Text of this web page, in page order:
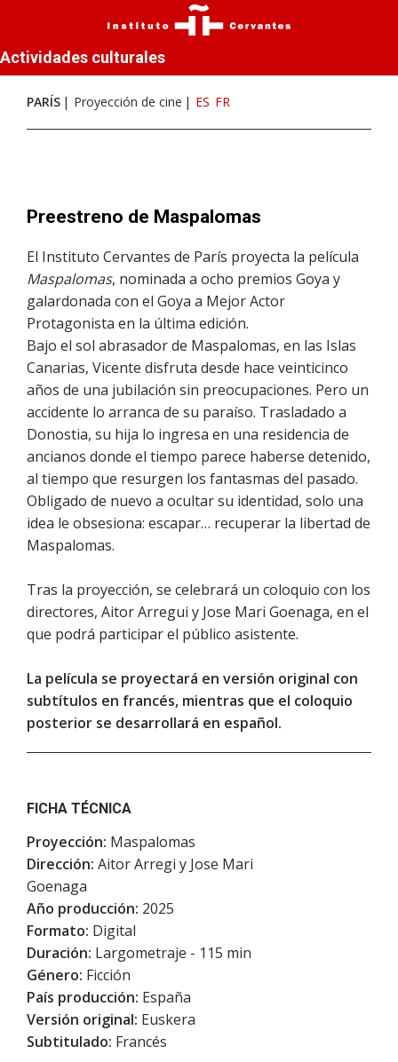
Actividades culturales
PARÍS Proyección de cine ES FR
Preestreno de Maspalomas
El Instituto Cervantes de París proyecta la película
Maspalomas, nominada a ocho premios Goya y
galardonada con el Goya a Mejor Actor
Protagonista en la última edición.
Bajo el sol abrasador de Maspalomas, en las Islas
Canarias, Vicente disfruta desde hace veinticinco
años de una jubilación sin preocupaciones. Pero un
accidente lo arranca de su paraíso. Trasladado a
Donostia, su hija lo ingresa en una residencia de
ancianos donde el tiempo parece haberse detenido,
al tiempo que resurgen los fantasmas del pasado.
Obligado de nuevo a ocultar su identidad, solo una
idea le obsesiona: escapar… recuperar la libertad de
Maspalomas.
Tras la proyección, se celebrará un coloquio con los
directores, Aitor Arregui y Jose Mari Goenaga, en el
que podrá participar el público asistente.
La película se proyectará en versión original con
subtítulos en francés, mientras que el coloquio
posterior se desarrollará en español.
FICHA TÉCNICA
Proyección: Maspalomas
Dirección: Aitor Arregi y Jose Mari
Goenaga
Año producción: 2025
Formato: Digital
Duración: Largometraje - 115 min
Género: Ficción
País producción: España
Versión original: Euskera
Subtitulado: Francés